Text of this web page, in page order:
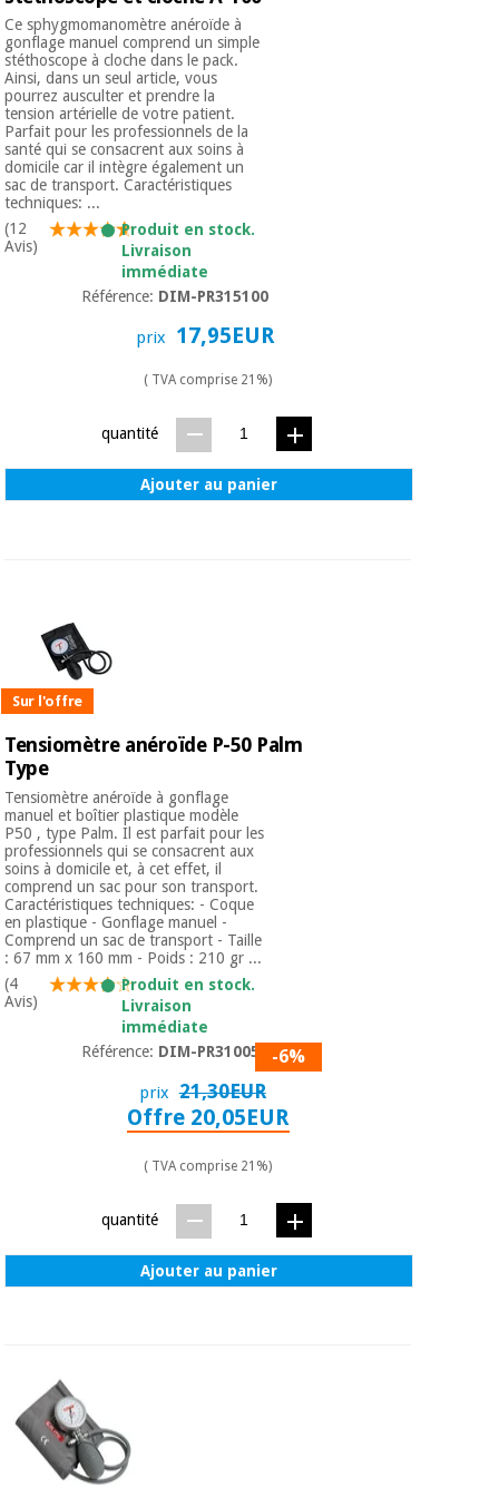
Vétérinaire
Orthopédie
Instruments
chirurgicaux
(déstockage)
Ce sphygmomanomètre anéroïde à
gonflage manuel comprend un simple
stéthoscope à cloche dans le pack.
Ainsi, dans un seul article, vous
pourrez ausculter et prendre la
tension artérielle de votre patient.
Parfait pour les professionnels de la
santé qui se consacrent aux soins à
domicile car il intègre également un
sac de transport. Caractéristiques
techniques: ...
(12
Avis)
Produit en stock.
Livraison
immédiate
Référence: DIM-PR315100
prix 17,95EUR
( TVA comprise 21%)
quantité
Ajouter au panier
Sur l'offre
Tensiomètre anéroïde P-50 Palm
Type
Tensiomètre anéroïde à gonflage
manuel et boîtier plastique modèle
P50 , type Palm. Il est parfait pour les
professionnels qui se consacrent aux
soins à domicile et, à cet effet, il
comprend un sac pour son transport.
Caractéristiques techniques: - Coque
en plastique - Gonflage manuel -
Comprend un sac de transport - Taille
: 67 mm x 160 mm - Poids : 210 gr ...
(4
Avis)
Produit en stock.
Livraison
immédiate
Référence: DIM-PR310050 -6%
prix 21,30EUR
Offre 20,05EUR
( TVA comprise 21%)
quantité
Ajouter au panier